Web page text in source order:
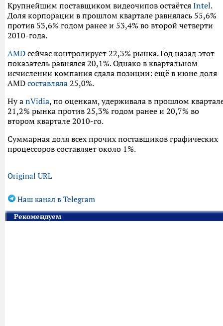
Крупнейшим поставщиком видеочипов остаётся Intel.
Доля корпорации в прошлом квартале равнялась 55,6%
против 53,6% годом ранее и 53,4% во второй четверти
2010-года.
AMD сейчас контролирует 22,3% рынка. Год назад этот
показатель равнялся 20,1%. Однако в квартальном
исчислении компания сдала позиции: ещё в июне доля
AMD составляла 25,0%.
Ну а nVidia, по оценкам, удерживала в прошлом
21,2% рынка против 25,3% годом ранее и 20,7% во
втором квартале 2010-го.
Суммарная доля всех прочих поставщиков графических
процессоров составляет около 1%.
Original URL
Наш канал в Telegram
Рекомендуем